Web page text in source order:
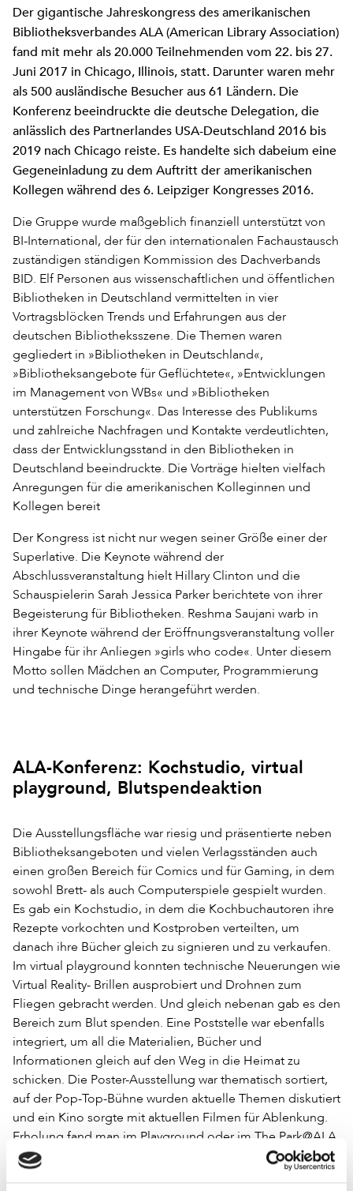
Der gigantische Jahreskongress des amerikanischen
Bibliotheksverbandes ALA (American Library Association)
fand mit mehr als 20.000 Teilnehmenden vom 22. bis 27.
Juni 2017 in Chicago, Illinois, statt. Darunter waren mehr
als 500 ausländische Besucher aus 61 Ländern. Die
Konferenz beeindruckte die deutsche Delegation, die
anlässlich des Partnerlandes USA-Deutschland 2016 bis
2019 nach Chicago reiste. Es handelte sich dabeium eine
Gegeneinladung zu dem Auftritt der amerikanischen
Kollegen während des 6. Leipziger Kongresses 2016.
Die Gruppe wurde maßgeblich finanziell unterstützt von
BI-International, der für den internationalen Fachaustausch
zuständigen ständigen Kommission des Dachverbands
BID. Elf Personen aus wissenschaftlichen und öffentlichen
Bibliotheken in Deutschland vermittelten in vier
Vortragsblöcken Trends und Erfahrungen aus der
deutschen Bibliotheksszene. Die Themen waren
gegliedert in »Bibliotheken in Deutschland«,
»Bibliotheksangebote für Geflüchtete«, »Entwicklungen
im Management von WBs« und »Bibliotheken
unterstützen Forschung«. Das Interesse des Publikums
und zahlreiche Nachfragen und Kontakte verdeutlichten,
dass der Entwicklungsstand in den Bibliotheken in
Deutschland beeindruckte. Die Vorträge hielten vielfach
Anregungen für die amerikanischen Kolleginnen und
Kollegen bereit
Der Kongress ist nicht nur wegen seiner Größe einer der
Superlative. Die Keynote während der
Abschlussveranstaltung hielt Hillary Clinton und die
Schauspielerin Sarah Jessica Parker berichtete von ihrer
Begeisterung für Bibliotheken. Reshma Saujani warb in
ihrer Keynote während der Eröffnungsveranstaltung voller
Hingabe für ihr Anliegen »girls who code«. Unter diesem
Motto sollen Mädchen an Computer, Programmierung
und technische Dinge herangeführt werden.
ALA-Konferenz: Kochstudio, virtual
playground, Blutspendeaktion
Die Ausstellungsfläche war riesig und präsentierte neben
Bibliotheksangeboten und vielen Verlagsständen auch
einen großen Bereich für Comics und für Gaming, in dem
sowohl Brett- als auch Computerspiele gespielt wurden.
Es gab ein Kochstudio, in dem die Kochbuchautoren ihre
Rezepte vorkochten und Kostproben verteilten, um
danach ihre Bücher gleich zu signieren und zu verkaufen.
Im virtual playground konnten technische Neuerungen wie
Virtual Reality- Brillen ausprobiert und Drohnen zum
Fliegen gebracht werden. Und gleich nebenan gab es den
Bereich zum Blut spenden. Eine Poststelle war ebenfalls
integriert, um all die Materialien, Bücher und
Informationen gleich auf den Weg in die Heimat zu
schicken. Die Poster-Ausstellung war thematisch sortiert,
auf der Pop-Top-Bühne wurden aktuelle Themen diskutiert
und ein Kino sorgte mit aktuellen Filmen für Ablenkung.
Erholung fand man im Playground oder im The Park@ALA,
der mit seinem Kunstrasen, Plastikblumen und Papp-
Springbrunnen mit ausländischem Blick wunderbar an